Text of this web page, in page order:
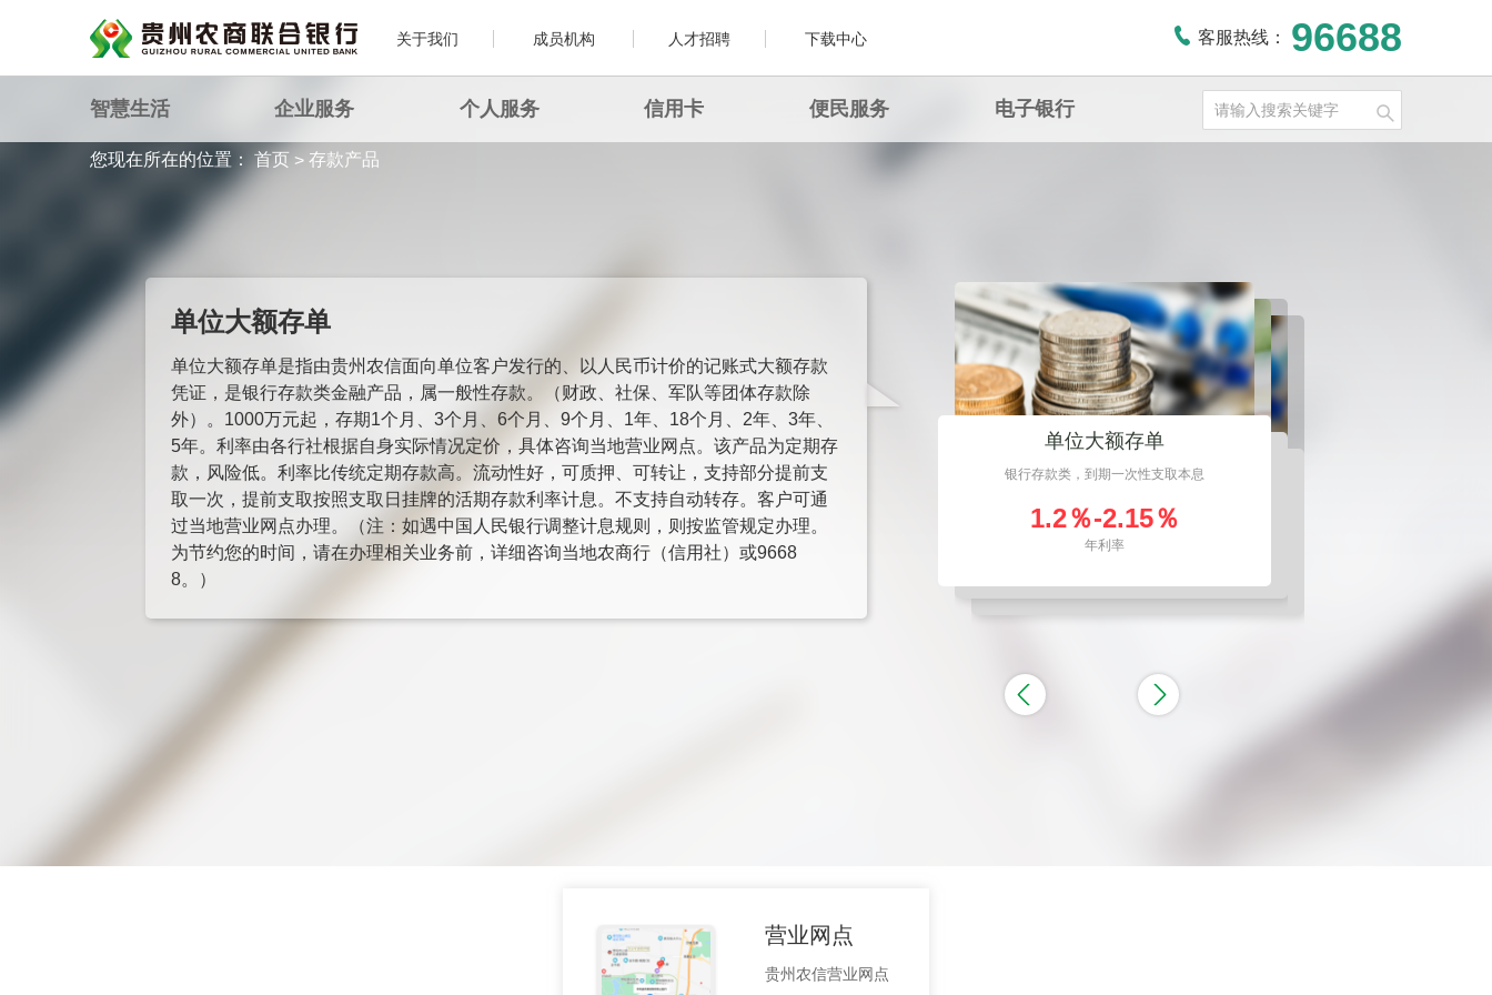
关于我们 成员机构 人才招聘 下载中心 客服热线： 96688
智慧生活 企业服务 个人服务 信用卡 便民服务 电子银行
您现在所在的位置： 首页 > 存款产品
单位大额存单
单位大额存单是指由贵州农信面向单位客户发行的、以人民币计价的记账式大额存款
凭证，是银行存款类金融产品，属一般性存款。（财政、社保、军队等团体存款除
外）。1000万元起，存期1个月、3个月、6个月、9个月、1年、18个月、2年、3年、
5年。利率由各行社根据自身实际情况定价，具体咨询当地营业网点。该产品为定期存
款，风险低。利率比传统定期存款高。流动性好，可质押、可转让，支持部分提前支
取一次，提前支取按照支取日挂牌的活期存款利率计息。不支持自动转存。客户可通
过当地营业网点办理。（注：如遇中国人民银行调整计息规则，则按监管规定办理。
为节约您的时间，请在办理相关业务前，详细咨询当地农商行（信用社）或9668
8。）
单位大额存单
银行存款类，到期一次性支取本息
1.2％-2.15％
年利率
单位通知存款
0.4%-0.6%
年利率
单位整存整取
一次性存入本金，到期一次性支取本息
0.9%-1.65%
营业网点
贵州农信营业网点